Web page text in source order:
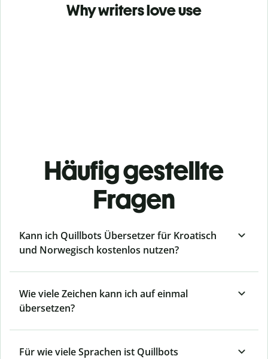
Why writers love use
Häufig gestellte
Fragen
Kann ich Quillbots Übersetzer für Kroatisch
und Norwegisch kostenlos nutzen?
Wie viele Zeichen kann ich auf einmal
übersetzen?
Für wie viele Sprachen ist Quillbots